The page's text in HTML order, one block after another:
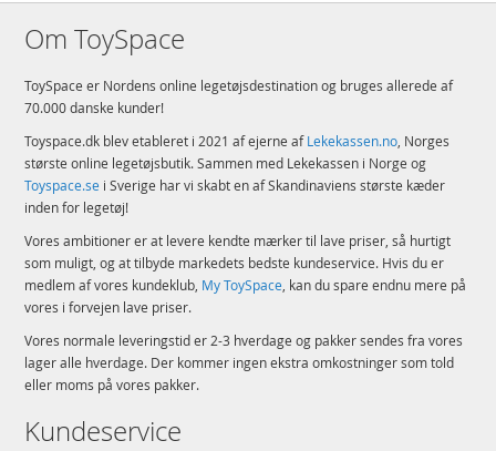
Om ToySpace
ToySpace er Nordens online legetøjsdestination og bruges allerede af
70.000 danske kunder!
Toyspace.dk blev etableret i 2021 af ejerne afLekekassen.no, Norges
største online legetøjsbutik. Sammen med Lekekassen i Norge og
Toyspace.se i Sverige har vi skabt en af Skandinaviens største kæder
inden for legetøj!
Vores ambitioner er at levere kendte mærker til lave priser, så hurtigt
som muligt, og at tilbyde markedets bedste kundeservice. Hvis du er
medlem af vores kundeklub, My ToySpace, kan du spare endnu mere på
vores i forvejen lave priser.
Vores normale leveringstid er 2-3 hverdage og pakker sendes fra vores
lager alle hverdage. Der kommer ingen ekstra omkostninger som told
eller moms på vores pakker.
Kundeservice